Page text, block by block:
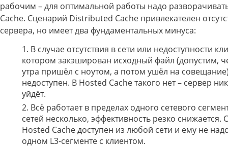
рабочим – для оптимальной работы надо
Cache. Сценарий Distributed Cache привлекателен
сервера, но имеет два фундаментальных минуса:
В случае отсутствия в сети или недоступности
котором закэширован исходный файл (допустим,
утра пришёл с ноутом, а потом ушёл на
недоступен. В Hosted Cache такого нет – сервер
уйдёт.
Всё работает в пределах одного сетевого
сетей несколько, эффективность резко снижается.
Hosted Cache доступен из любой сети и ему не
одном L3-сегменте с клиентом.